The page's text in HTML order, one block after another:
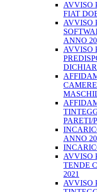
AVVISO
FIAT
AVVISO
ANNO
AVVISO
PARETI/
ANNO
AVVISO
TENDE
2021
AVVISO